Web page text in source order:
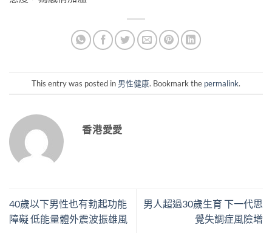
This entry was posted in 男性健康. Bookmark the permalink.
香港愛愛
40歲以下男性也有勃起功能
障礙 低能量體外震波振雄風
男人超過30歲生育 下一代思
覺失調症風險增